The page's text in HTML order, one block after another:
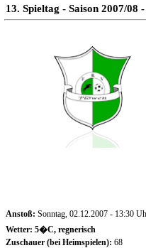
13. Spieltag - Saison 2007/
Anstoß: Sonntag, 02.12.2007 - 13:30
Wetter: 5�C, regnerisch
Zuschauer (bei Heimspielen): 68